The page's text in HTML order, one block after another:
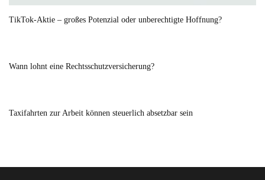
TikTok-Aktie – großes Potenzial oder unberechtigte Hoffnung?
Wann lohnt eine Rechtsschutzversicherung?
Taxifahrten zur Arbeit können steuerlich absetzbar sein